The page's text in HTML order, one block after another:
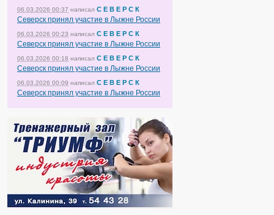
06.03.2026 00:37 написал С Е В Е Р С К
Северск принял участие в Лыжне России
06.03.2026 00:23 написал С Е В Е Р С К
Северск принял участие в Лыжне России
06.03.2026 00:18 написал С Е В Е Р С К
Северск принял участие в Лыжне России
06.03.2026 00:09 написал С Е В Е Р С К
Северск принял участие в Лыжне России